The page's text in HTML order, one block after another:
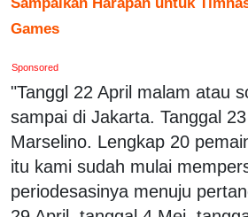
Games
Sponsored
"Tanggl 22 April malam atau
sampai di Jakarta. Tanggal
Marselino. Lengkap 20
itu kami sudah mulai
periodesasinya menuju